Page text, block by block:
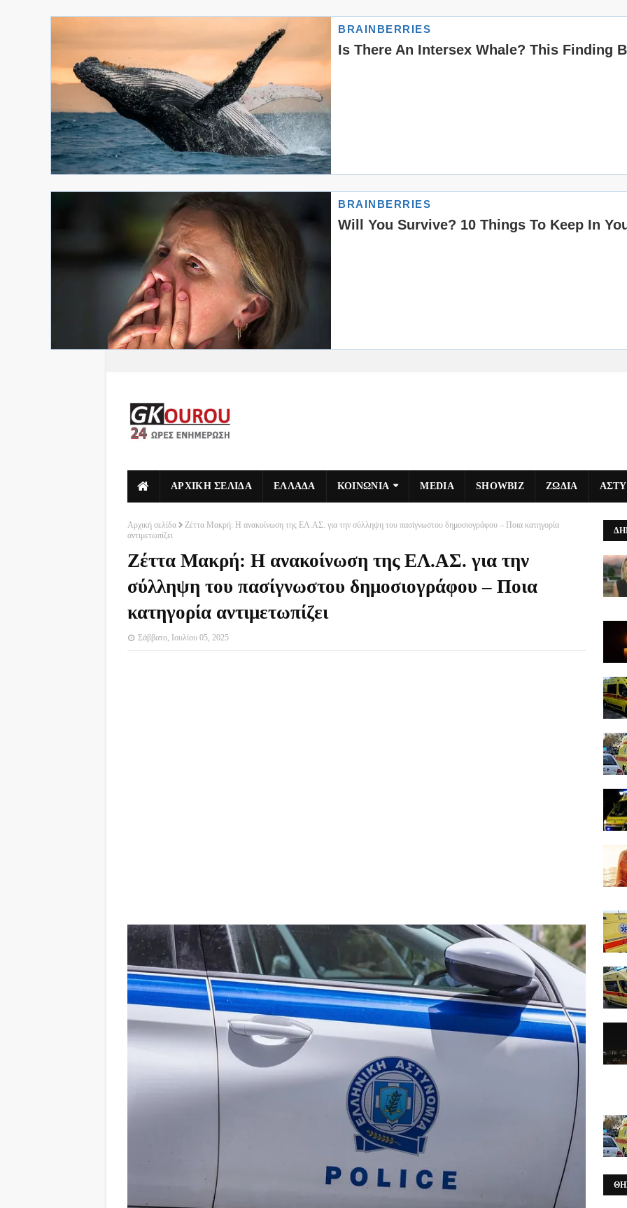
ΑΡΧΙΚΗ ΣΕΛΙΔΑ ΕΛΛΑΔΑ ΚΟΙΝΩΝΙΑ MEDIA SHOWBIZ ΖΩΔΙΑ
Αρχική σελίδα
Ζέττα Μακρή: Η ανακοίνωση της ΕΛ.ΑΣ. για την σύλληψη του πασίγνωστου δημοσιογράφου – Ποια κατηγορία
αντιμετωπίζει
Ζέττα Μακρή: Η ανακοίνωση της ΕΛ.ΑΣ. για την
σύλληψη του πασίγνωστου δημοσιογράφου – Ποια
κατηγορία αντιμετωπίζει
Σάββατο, Ιουλίου 05, 2025